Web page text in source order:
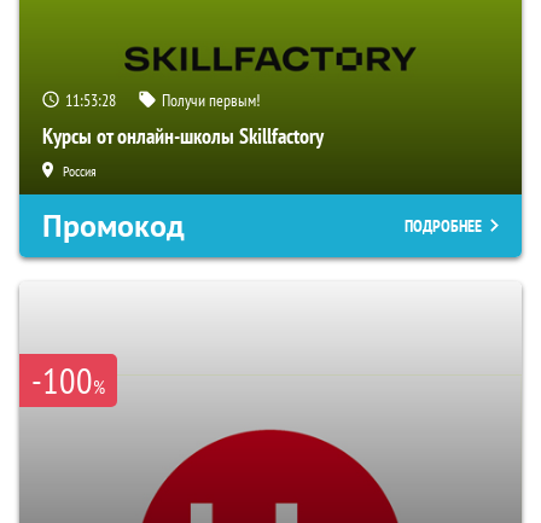
11:53:27 Получи первым!
Курсы от онлайн-школы Skillfactory
Россия
Промокод ПОДРОБНЕЕ
-100%